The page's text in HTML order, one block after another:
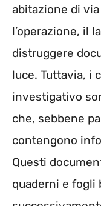
abitazione di
l’operazione, il
distruggere
luce. Tuttavia, i
investigativo
che, sebbene
contengono
Questi
quaderni e fogli